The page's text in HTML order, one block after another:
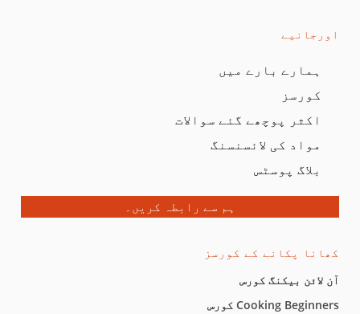
اورجانیے
ہمارے بارے میں
کورسز
اکثر پوچھے گئے سوالات
مواد کی لائسنسنگ
بلاگ پوسٹس
ہم سے رابطہ کریں۔
کھانا پکانے کے کورسز
آن لائن بیکنگ کورس
Cooking Beginners کورس